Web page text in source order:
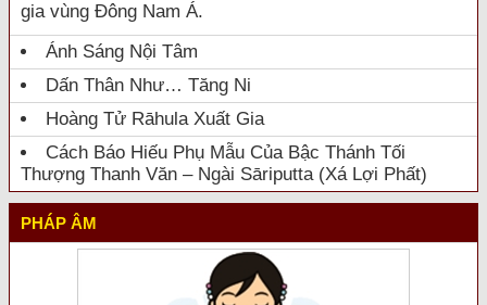
gia vùng Đông Nam Á.
Ánh Sáng Nội Tâm
Dấn Thân Như… Tăng Ni
Hoàng Tử Rāhula Xuất Gia
Cách Báo Hiếu Phụ Mẫu Của Bậc Thánh Tối
Thượng Thanh Văn – Ngài Sāriputta (Xá Lợi Phất)
PHÁP ÂM